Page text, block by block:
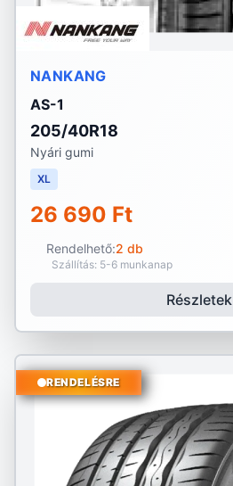
NANKANG
AS-1
205/40R18
Nyári gumi
XL
26 690 Ft
Rendelhető:2 db
Szállítás: 5-6 munkanap
Részletek
RENDELÉSRE